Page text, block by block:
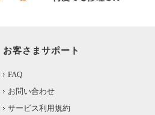
お客さまサポート
FAQ
お問い合わせ
サービス利用規約